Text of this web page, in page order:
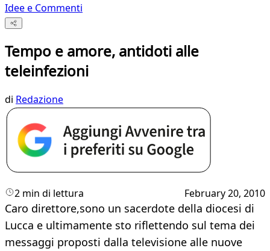
Idee e Commenti
Tempo e amore, antidoti alle
teleinfezioni
di Redazione
2 min di lettura February 20, 2010
Caro direttore,sono un sacerdote della diocesi di
Lucca e ultimamente sto riflettendo sul tema dei
messaggi proposti dalla televisione alle nuove